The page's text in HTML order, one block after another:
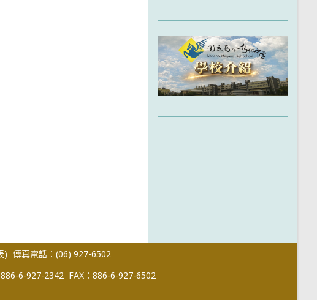
) 傳真電話：(06) 927-6502
6-927-2342 FAX：886-6-927-6502